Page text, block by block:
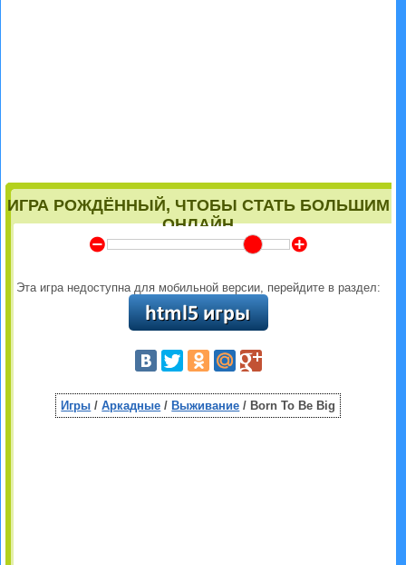
ИГРА РОЖДЁННЫЙ, ЧТОБЫ СТАТЬ БОЛЬШИМ
ОНЛАЙН
Y Z
Эта игра недоступна для мобильной версии, перейдите в раздел:
Игры /Аркадные / Выживание / Born To Be Big